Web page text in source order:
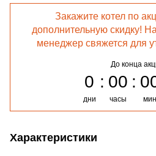
Закажите котел по
дополнительную скидку!
менеджер свяжется для
До конца
0
дни
00
часы мин
Характеристики